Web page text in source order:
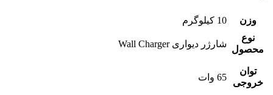
وزن
10 کیلوگرم
نوع
محصول
شارژر دیواری Wall Charger
توان
خروجی
65 وات